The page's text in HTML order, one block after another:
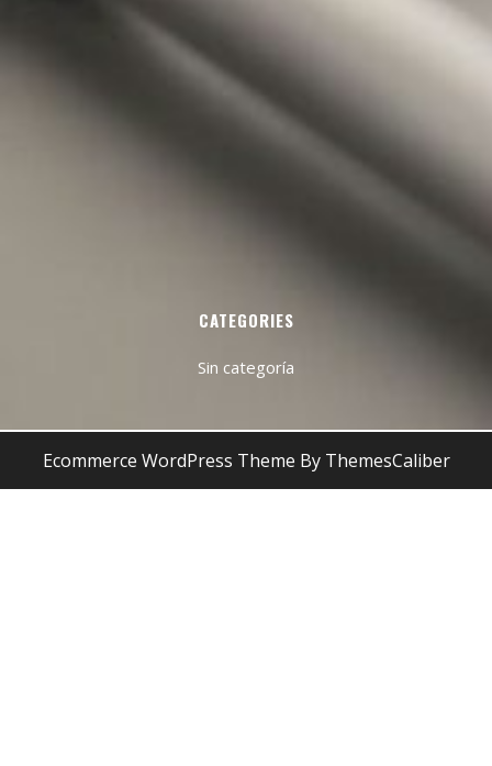
CATEGORIES
Sin categoría
Ecommerce WordPress Theme By ThemesCaliber
Desplazar